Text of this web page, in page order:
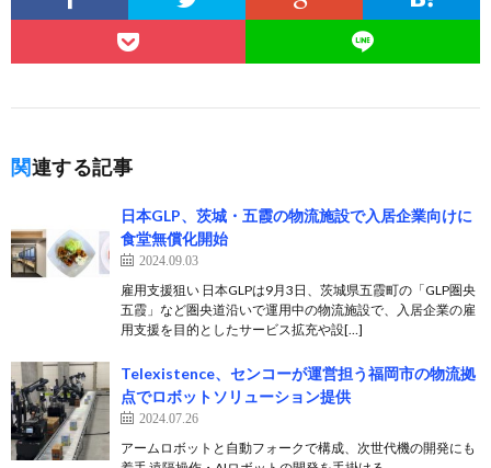
関連する記事
日本GLP、茨城・五霞の物流施設で入居企業向けに
食堂無償化開始
2024.09.03
雇用支援狙い 日本GLPは9月3日、茨城県五霞町の「GLP圏央
五霞」など圏央道沿いで運用中の物流施設で、入居企業の雇
用支援を目的としたサービス拡充や設[…]
Telexistence、センコーが運営担う福岡市の物流拠
点でロボットソリューション提供
2024.07.26
アームロボットと自動フォークで構成、次世代機の開発にも